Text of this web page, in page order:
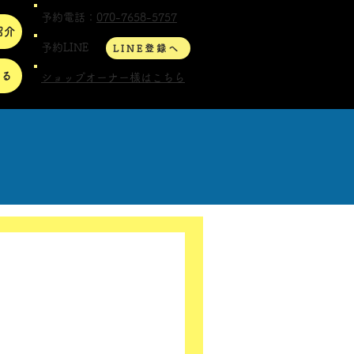
介
予約電話： 070-7658-5757
予約LINE LINE登録へ
ショップオーナー様はこちら